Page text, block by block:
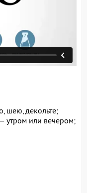
шею, декольте;
утром или вечером;